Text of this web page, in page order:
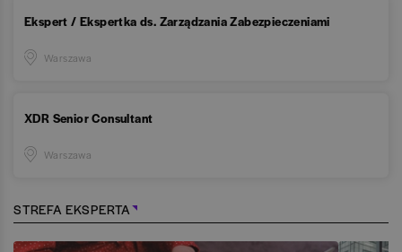
Ekspert / Ekspertka ds. Zarządzania Zabezpieczeniami
Warszawa
XDR Senior Consultant
Warszawa
STREFA EKSPERTA